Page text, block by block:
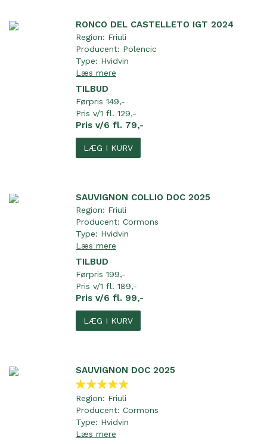
RONCO DEL CASTELLETO IGT 2024
Region: Friuli
Producent: Polencic
Type: Hvidvin
Læs mere
TILBUD
Førpris 149,-
Pris v/1 fl. 129,-
Pris v/6 fl. 79,-
LÆG I KURV
SAUVIGNON COLLIO DOC 2025
Region: Friuli
Producent: Cormons
Type: Hvidvin
Læs mere
TILBUD
Førpris 199,-
Pris v/1 fl. 189,-
Pris v/6 fl. 99,-
LÆG I KURV
SAUVIGNON DOC 2025
Region: Friuli
Producent: Cormons
Type: Hvidvin
Læs mere